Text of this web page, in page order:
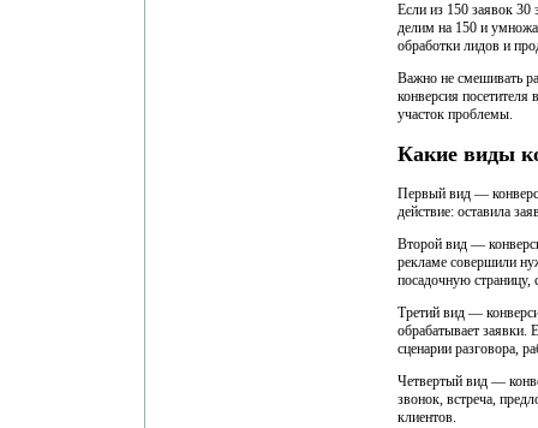
Если из 150 заявок 30
делим на 150 и
обработки лидов и
Важно не смешивать
конверсия
участок проблемы.
Какие виды
Первый вид —
действие: оставила
Второй вид —
рекламе совершили
посадочную страницу,
Третий вид —
обрабатывает заявки.
сценарии разговора,
Четвертый вид —
звонок, встреча,
клиентов.